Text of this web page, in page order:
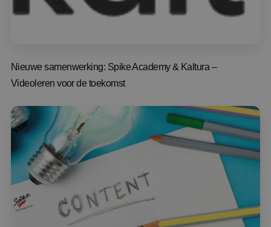
Nieuwe samenwerking: Spike Academy & Kaltura –
Videoleren voor de toekomst